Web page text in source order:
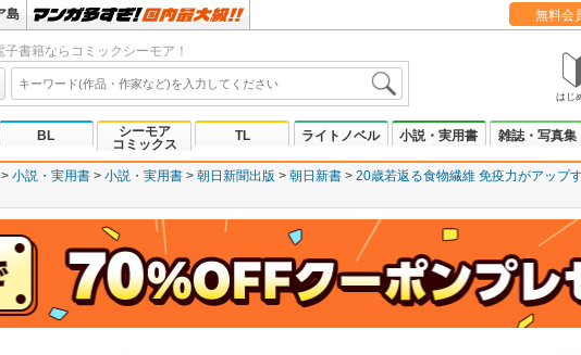
島 無料会
書籍ならコミックシーモア！
はじ
BL
シーモア
コミックス
TL ライトノベル 小説・実用書 雑誌・写真集
小説・実用書 小説・実用書 朝日新聞出版 朝日新書 20歳若返る食物繊維 免疫力がアップ